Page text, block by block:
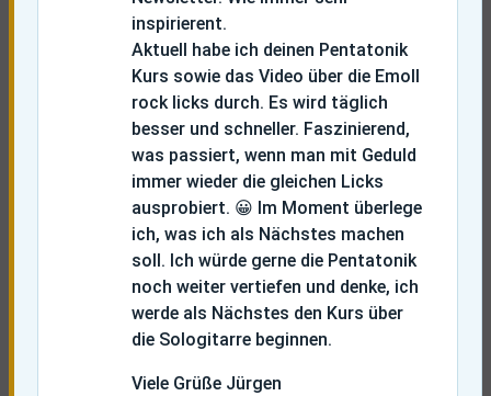
inspirierent.
Aktuell habe ich deinen Pentatonik
Kurs sowie das Video über die Emoll
rock licks durch. Es wird täglich
besser und schneller. Faszinierend,
was passiert, wenn man mit Geduld
immer wieder die gleichen Licks
ausprobiert. 😀 Im Moment überlege
ich, was ich als Nächstes machen
soll. Ich würde gerne die Pentatonik
noch weiter vertiefen und denke, ich
werde als Nächstes den Kurs über
die Sologitarre beginnen.
Viele Grüße Jürgen